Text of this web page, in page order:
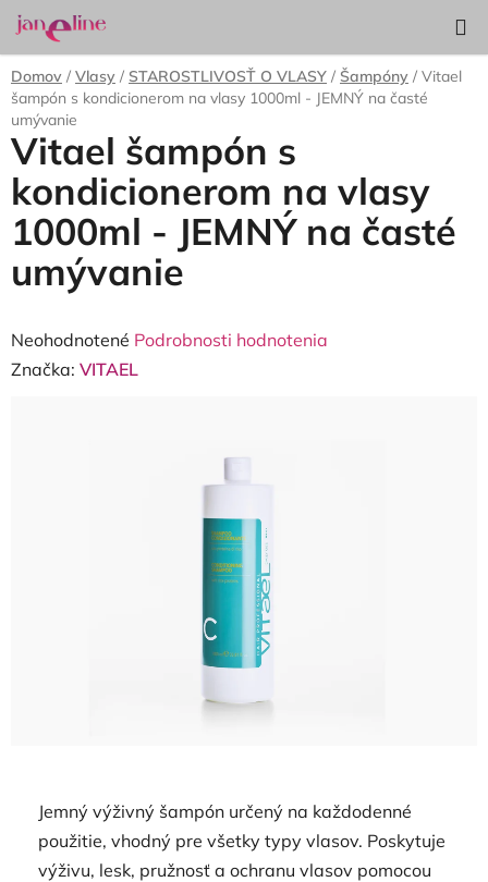
Prejsť
na
obsah
KOŠÍK
Domov / Vlasy / STAROSTLIVOSŤ O VLASY / Šampóny / Vitael
šampón s kondicionerom na vlasy 1000ml - JEMNÝ na časté
umývanie
Jemný výživný šampón určený na každodenné
použitie, vhodný pre všetky typy vlasov. Poskytuje
výživu, lesk, pružnosť a ochranu vlasov pomocou
Vitael šampón s
kondicionerom na vlasy
1000ml - JEMNÝ na časté
umývanie
Priemerné
hodnotenie
Neohodnotené Podrobnosti hodnotenia
Značka: VITAEL